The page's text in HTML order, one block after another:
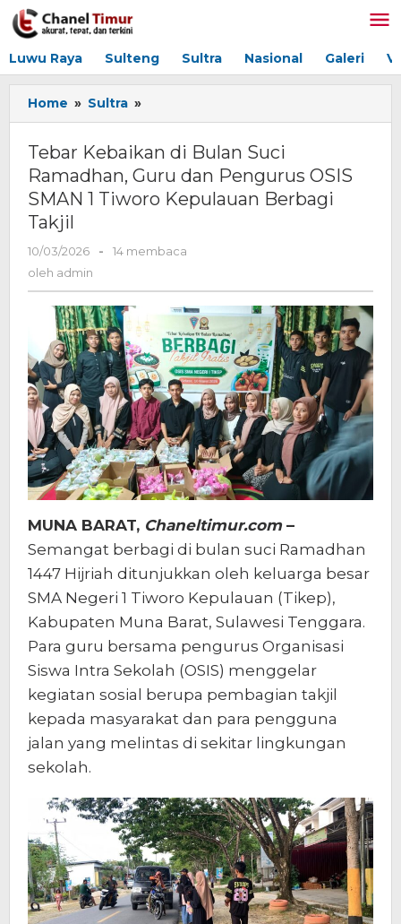
Lewati
ke
Luwu Raya Sulteng Sultra Nasional Galeri
Home » Sultra »
Kebaikan
Bulan
Suci
Ramadhan,
Pengurus
SMAN
Tiworo
Kepulauan
Berbagi
Takjil
Tebar Kebaikan di Bulan Suci
Ramadhan, Guru dan Pengurus OSIS
SMAN 1 Tiworo Kepulauan Berbagi
Takjil
10/03/2026
oleh
-
14 membaca
oleh admin
MUNA BARAT, Chaneltimur.com–
Semangat berbagi di bulan suci Ramadhan
1447 Hijriah ditunjukkan oleh keluarga besar
SMA Negeri 1 Tiworo Kepulauan (Tikep),
Kabupaten Muna Barat, Sulawesi Tenggara.
Para guru bersama pengurus Organisasi
Siswa Intra Sekolah (OSIS) menggelar
kegiatan sosial berupa pembagian takjil
kepada masyarakat dan para pengguna
jalan yang melintas di sekitar lingkungan
sekolah.